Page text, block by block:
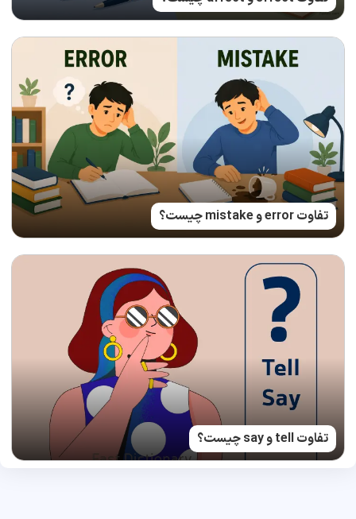
تفاوت error و mistake چیست؟
تفاوت tell و say چیست؟